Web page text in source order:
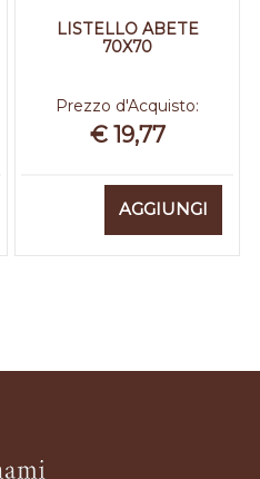
LISTELLO ABETE
70X70
Prezzo d'Acquisto:
€ 19,77
AGGIUNGI